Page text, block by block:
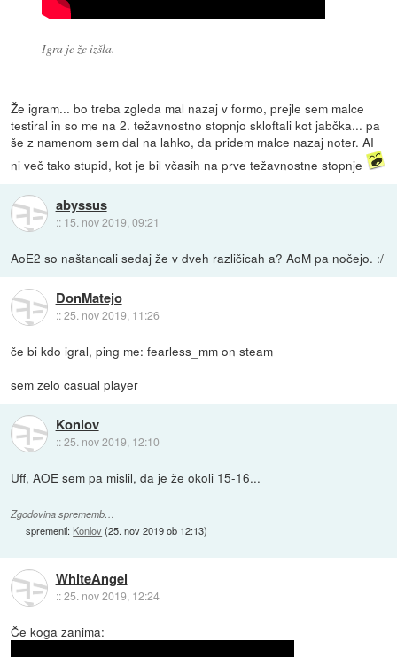
Igra je že izšla.
Že igram... bo treba zgleda mal nazaj v formo, prejle sem malce
testiral in so me na 2. težavnostno stopnjo skloftali kot jabčka... pa
še z namenom sem dal na lahko, da pridem malce nazaj noter. AI
ni več tako stupid, kot je bil včasih na prve težavnostne stopnje
abyssus
:: 15. nov 2019, 09:21
AoE2 so naštancali sedaj že v dveh različicah a? AoM pa nočejo. :/
DonMatejo
::25. nov 2019, 11:26
če bi kdo igral, ping me: fearless_mm on steam
sem zelo casual player
Konlov
::25. nov 2019, 12:10
Uff, AOE sem pa mislil, da je že okoli 15-16...
Zgodovina sprememb…
spremenil: Konlov(25. nov 2019 ob 12:13)
WhiteAngel
::25. nov 2019, 12:24
Če koga zanima: